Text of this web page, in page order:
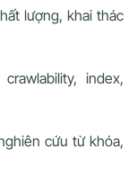
lượng, khai thác
index,
cứu từ khóa,